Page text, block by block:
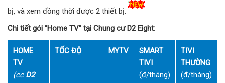
bị, và xem đồng thời được 2 thiết bị.
Chi tiết gói “Home TV” tại Chung cư D2 Eight:
HOME
TV
(cc D2
TỐC ĐỘ MYTV
SMART
TIVI
(đ/tháng)
TIVI
THƯỜNG
(đ/tháng)